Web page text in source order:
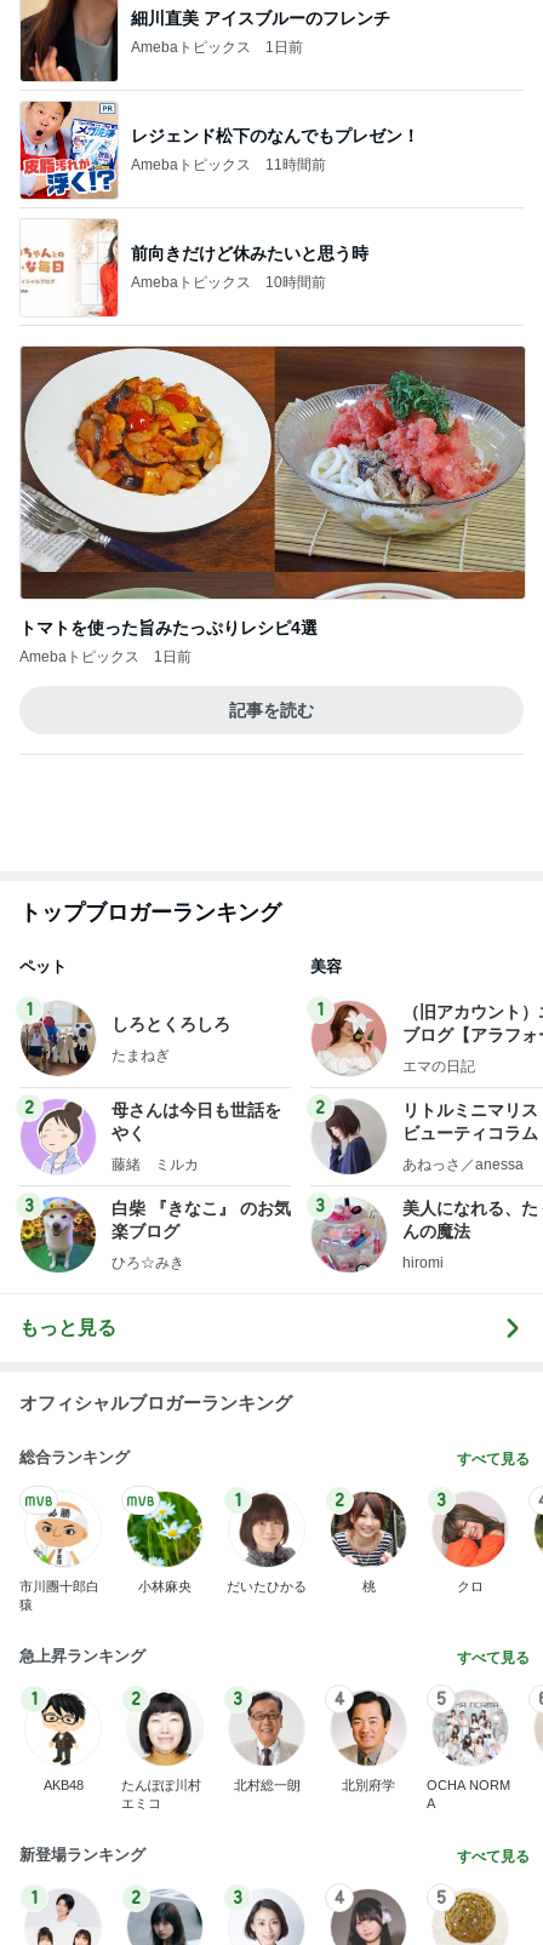
レジェンド松下のなんでもプレゼン！
Amebaトピックス 11時間前
前向きだけど休みたいと思う時
Amebaトピックス 10時間前
トマトを使った旨みたっぷりレシピ4選
Amebaトピックス 1日前
記事を読む
しろとくろしろ
やく
藤緒 ミルカ
3
白柴 『きなこ』 のお気
楽ブログ
ひろ☆みき
ビューティコラ
little
uty colum
あねっさ／anessa
3
美人になれる、た
んの魔法
hiromi
もっと見る
総合ランキング すべて見る
市川團十郎白
クロ
急上昇ランキング すべて見る
1
AKB48
2
たんぽぽ川村
エミコ
3
OCHA NORM
新登場ランキング すべて見る
BEYOOOOO
NDS
2 3 4 5
蒼井心音